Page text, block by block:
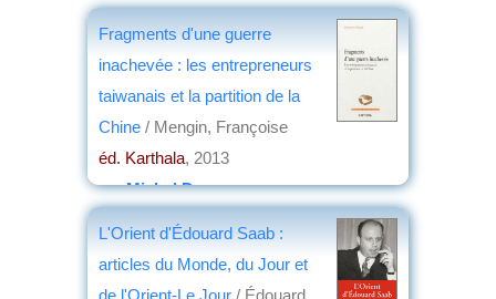
Fragments d'une guerre
inachevée : les entrepreneurs
taiwanais et la partition de la
Chine / Mengin, Françoise
éd. Karthala, 2013
parMichel Deverge
L'Orient d'Édouard Saab :
articles du Monde, du Jour et
de l'Orient-Le Jour / Édouard